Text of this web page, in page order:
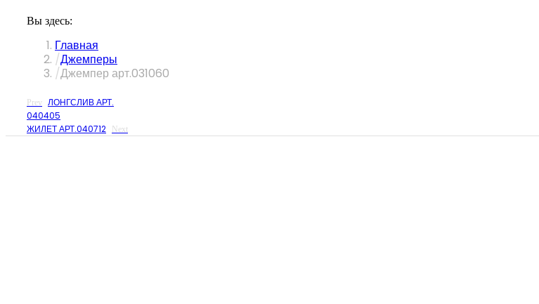
Вы здесь:
Главная
Джемперы
Джемпер арт.031060
Prev
ЛОНГСЛИВ АРТ.
040405
ЖИЛЕТ АРТ.040712
Next